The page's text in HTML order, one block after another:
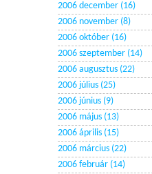
2006 december (16)
2006 november (8)
2006 október (16)
2006 szeptember (14)
2006 augusztus (22)
2006 július (25)
2006 június (9)
2006 május (13)
2006 április (15)
2006 március (22)
2006 február (14)